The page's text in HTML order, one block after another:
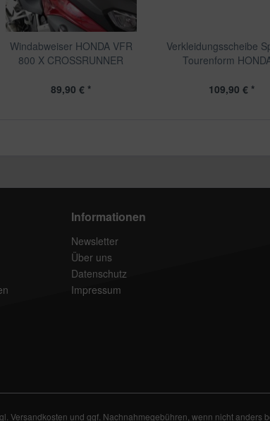
Windabweiser HONDA VFR
800 X CROSSRUNNER
89,90 € *
Verkleidungsscheibe
Tourenform
109,90 € *
Informationen
Newsletter
Über uns
Datenschutz
Impressum
Versandkosten und ggf. Nachnahmegebühren, wenn nicht anders